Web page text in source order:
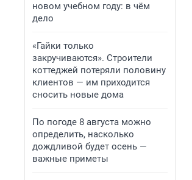
новом учебном году: в чём
дело
«Гайки только
закручиваются». Строители
коттеджей потеряли половину
клиентов — им приходится
сносить новые дома
По погоде 8 августа можно
определить, насколько
дождливой будет осень —
важные приметы